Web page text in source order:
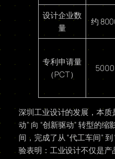
设计企业数
量
约
专利申请量
（PCT）
深圳工业设计的发展，本质
动” 向 “创新驱动” 转型的
间，完成了从 “代工车间”
验表明：工业设计不仅是产